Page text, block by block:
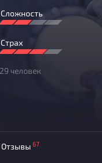
Сложность
Страх
человек
Отзывы 67